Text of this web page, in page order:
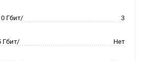
Гбит/
3
Гбит/
Нет